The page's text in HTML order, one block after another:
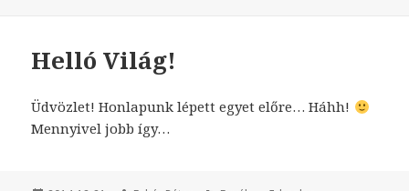
Helló Világ!
Üdvözlet! Honlapunk lépett egyet előre… Háhh!
Mennyivel jobb így…